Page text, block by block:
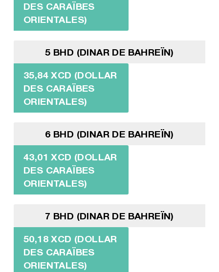
DES CARAÏBES
ORIENTALES)
5 BHD (DINAR DE BAHREÏN)
35,84 XCD (DOLLAR
DES CARAÏBES
ORIENTALES)
6 BHD (DINAR DE BAHREÏN)
43,01 XCD (DOLLAR
DES CARAÏBES
ORIENTALES)
7 BHD (DINAR DE BAHREÏN)
50,18 XCD (DOLLAR
DES CARAÏBES
ORIENTALES)